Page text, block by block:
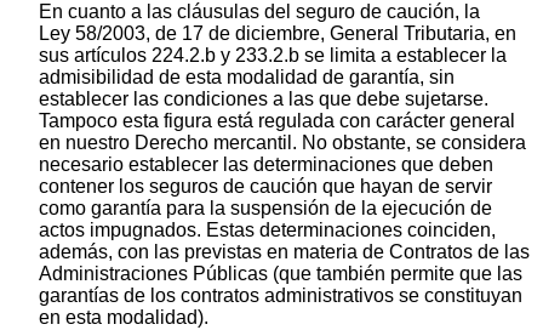
En cuanto a las cláusulas del seguro de caución, la
Ley 58/2003, de 17 de diciembre, General Tributaria, en
sus artículos 224.2.b y 233.2.b se limita a establecer la
admisibilidad de esta modalidad de garantía, sin
establecer las condiciones a las que debe sujetarse.
Tampoco esta figura está regulada con carácter general
en nuestro Derecho mercantil. No obstante, se considera
necesario establecer las determinaciones que deben
contener los seguros de caución que hayan de servir
como garantía para la suspensión de la ejecución de
actos impugnados. Estas determinaciones coinciden,
además, con las previstas en materia de Contratos de las
Administraciones Públicas (que también permite que las
garantías de los contratos administrativos se constituyan
en esta modalidad).